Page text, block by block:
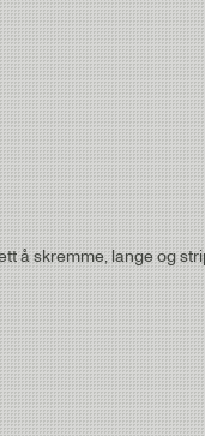
⌀ 0.35 - 0.45 mm
0.30 - 0.45 mm
0.35 - 0.45 mm
å skremme, lange og